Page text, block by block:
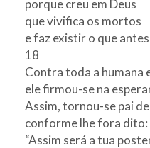
porque creu em Deus
que vivifica os mortos
e faz existir o que
18
Contra toda a humana
ele firmou-se na
Assim, tornou-se pai
conforme lhe fora dito:
“Assim será a tua